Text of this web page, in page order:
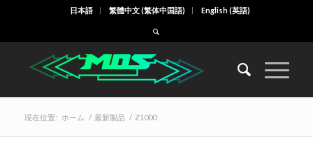
日本語 繁體中文(繁体中国語) English(英語)
現在位置: ホーム / 最新製品 / Z1000